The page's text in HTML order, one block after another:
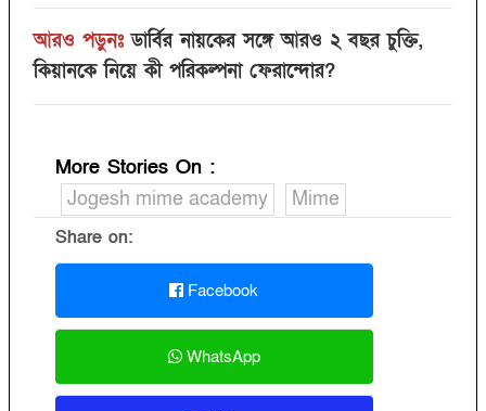
আরও পড়ুনঃ ডার্বির নায়কের সঙ্গে আরও ২ বছর চুক্তি,
কিয়ানকে নিয়ে কী পরিকল্পনা ফেরান্দোর?‌
More Stories On :
Jogesh mime academy
Mime
Share on:
Facebook
WhatsApp